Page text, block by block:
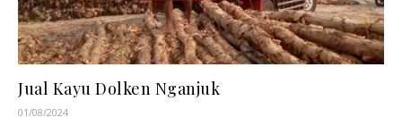
Jual Kayu Dolken Nganjuk
01/08/2024